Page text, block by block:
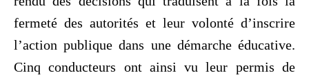
fermeté des autorités et leur volonté d’inscrire
l’action publique dans une démarche éducative.
Cinq conducteurs ont ainsi vu leur permis de